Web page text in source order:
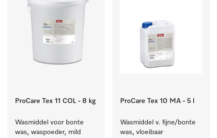
ProCare Tex 11 COL - 8 kg
Wasmiddel voor bonte
was, waspoeder, mild
ProCare Tex 10 MA - 5 l
Wasmiddel v. fijne/bonte
was, vloeibaar